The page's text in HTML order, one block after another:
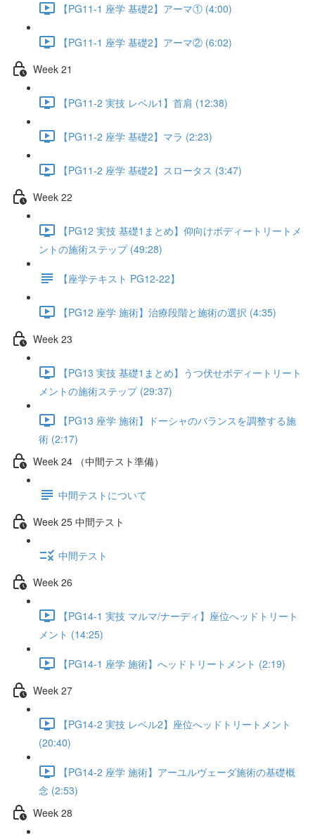
【PG11-1 座学 基礎2】アーマ① (4:00)
【PG11-1 座学 基礎2】アーマ② (6:02)
Week 21
【PG11-2 実技 レベル1】首肩 (12:38)
【PG11-2 座学 基礎2】マラ (2:23)
【PG11-2 座学 基礎2】スロータス (3:47)
Week 22
【PG12 実技 基礎1まとめ】仰向けボディートリートメ
ントの施術ステップ (49:28)
【座学テキスト PG12-22】
【PG12 座学 施術】治療段階と施術の選択 (4:35)
Week 23
【PG13 実技 基礎1まとめ】うつ伏せボディートリート
メントの施術ステップ (29:37)
【PG13 座学 施術】ドーシャのバランスを調整する施
術 (2:17)
Week 24 （中間テスト準備）
中間テストについて
Week 25 中間テスト
中間テスト
Week 26
【PG14-1 実技 マルマ/ナーディ】座位へッドトリート
メント (14:25)
【PG14-1 座学 施術】へッドトリートメント (2:19)
Week 27
【PG14-2 実技 レベル2】座位へッドトリートメント
(20:40)
【PG14-2 座学 施術】アーユルヴェーダ施術の基礎概
念 (2:53)
Week 28